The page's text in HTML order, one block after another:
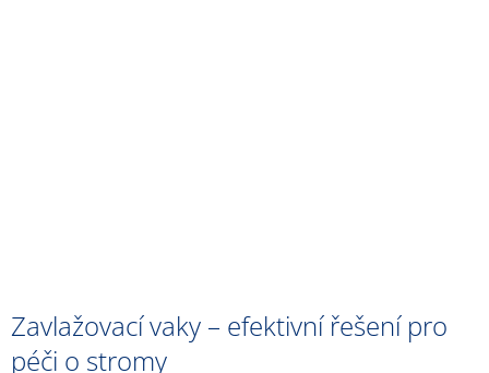
Zavlažovací vaky – efektivní řešení pro
péči o stromy